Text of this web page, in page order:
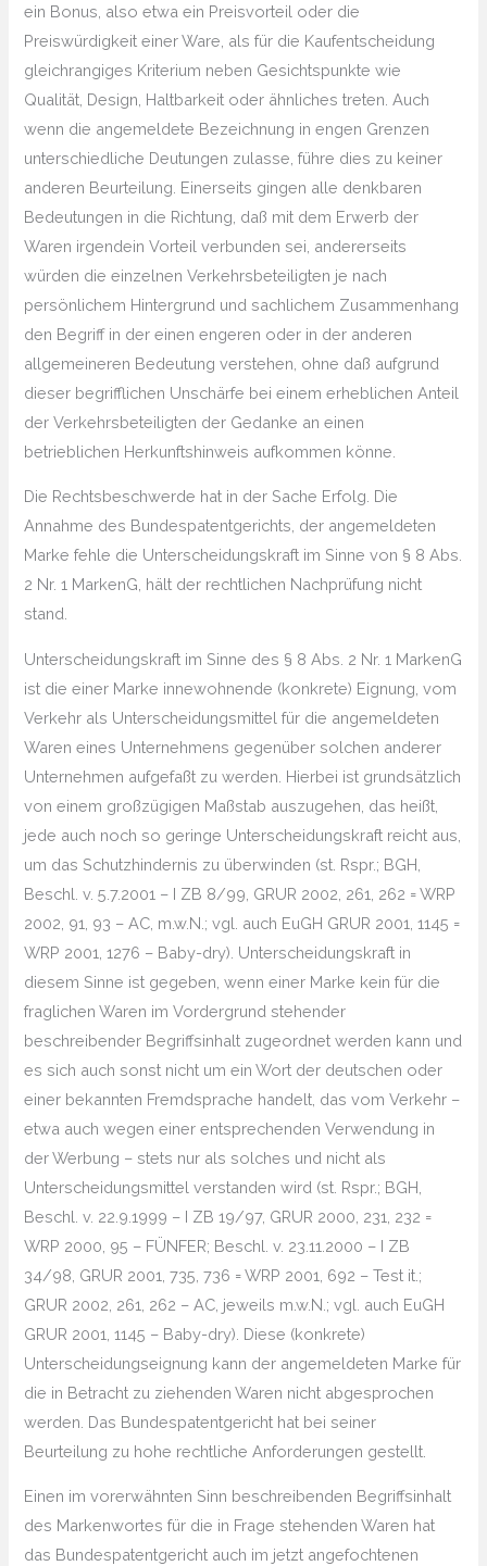
ein Bonus, also etwa ein Preisvorteil oder die
Preiswürdigkeit einer Ware, als für die Kaufentscheidung
gleichrangiges Kriterium neben Gesichtspunkte wie
Qualität, Design, Haltbarkeit oder ähnliches treten. Auch
wenn die angemeldete Bezeichnung in engen Grenzen
unterschiedliche Deutungen zulasse, führe dies zu keiner
anderen Beurteilung. Einerseits gingen alle denkbaren
Bedeutungen in die Richtung, daß mit dem Erwerb der
Waren irgendein Vorteil verbunden sei, andererseits
würden die einzelnen Verkehrsbeteiligten je nach
persönlichem Hintergrund und sachlichem Zusammenhang
den Begriff in der einen engeren oder in der anderen
allgemeineren Bedeutung verstehen, ohne daß aufgrund
dieser begrifflichen Unschärfe bei einem erheblichen Anteil
der Verkehrsbeteiligten der Gedanke an einen
betrieblichen Herkunftshinweis aufkommen könne.
Die Rechtsbeschwerde hat in der Sache Erfolg. Die
Annahme des Bundespatentgerichts, der angemeldeten
Marke fehle die Unterscheidungskraft im Sinne von § 8 Abs.
2 Nr. 1 MarkenG, hält der rechtlichen Nachprüfung nicht
stand.
Unterscheidungskraft im Sinne des § 8 Abs. 2 Nr. 1 MarkenG
ist die einer Marke innewohnende (konkrete) Eignung, vom
Verkehr als Unterscheidungsmittel für die angemeldeten
Waren eines Unternehmens gegenüber solchen anderer
Unternehmen aufgefaßt zu werden. Hierbei ist grundsätzlich
von einem großzügigen Maßstab auszugehen, das heißt,
jede auch noch so geringe Unterscheidungskraft reicht aus,
um das Schutzhindernis zu überwinden (st. Rspr.; BGH,
Beschl. v. 5.7.2001 – I ZB 8/99, GRUR 2002, 261, 262 = WRP
2002, 91, 93 – AC, m.w.N.; vgl. auch EuGH GRUR 2001, 1145 =
WRP 2001, 1276 – Baby-dry). Unterscheidungskraft in
diesem Sinne ist gegeben, wenn einer Marke kein für die
fraglichen Waren im Vordergrund stehender
beschreibender Begriffsinhalt zugeordnet werden kann und
es sich auch sonst nicht um ein Wort der deutschen oder
einer bekannten Fremdsprache handelt, das vom Verkehr –
etwa auch wegen einer entsprechenden Verwendung in
der Werbung – stets nur als solches und nicht als
Unterscheidungsmittel verstanden wird (st. Rspr.; BGH,
Beschl. v. 22.9.1999 – I ZB 19/97, GRUR 2000, 231, 232 =
WRP 2000, 95 – FÜNFER; Beschl. v. 23.11.2000 – I ZB
34/98, GRUR 2001, 735, 736 = WRP 2001, 692 – Test it.;
GRUR 2002, 261, 262 – AC, jeweils m.w.N.; vgl. auch EuGH
GRUR 2001, 1145 – Baby-dry). Diese (konkrete)
Unterscheidungseignung kann der angemeldeten Marke für
die in Betracht zu ziehenden Waren nicht abgesprochen
werden. Das Bundespatentgericht hat bei seiner
Beurteilung zu hohe rechtliche Anforderungen gestellt.
Einen im vorerwähnten Sinn beschreibenden Begriffsinhalt
des Markenwortes für die in Frage stehenden Waren hat
das Bundespatentgericht auch im jetzt angefochtenen